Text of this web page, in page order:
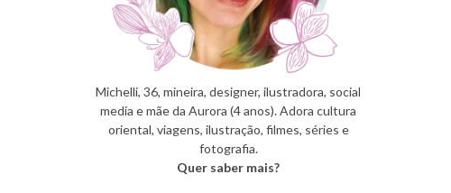
Michelli, 36, mineira, designer, ilustradora, social
media e mãe da Aurora (4 anos). Adora cultura
oriental, viagens, ilustração, filmes, séries e
fotografia.
Quer saber mais?